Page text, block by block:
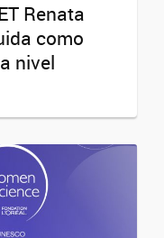
Renata
como
nivel